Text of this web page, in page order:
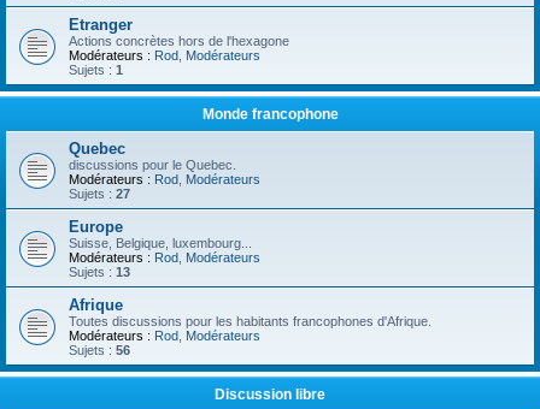
Etranger
Actions concrètes hors de l'hexagone
Modérateurs : Rod Modérateurs
Sujets : 1
Monde francophone
Quebec
discussions pour le Quebec.
Modérateurs : Rod Modérateurs
Sujets : 27
Europe
Suisse, Belgique, luxembourg...
Modérateurs : Rod Modérateurs
Sujets : 13
Afrique
Toutes discussions pour les habitants francophones d'Afrique.
Modérateurs : Rod Modérateurs
Sujets : 56
Discussion libre